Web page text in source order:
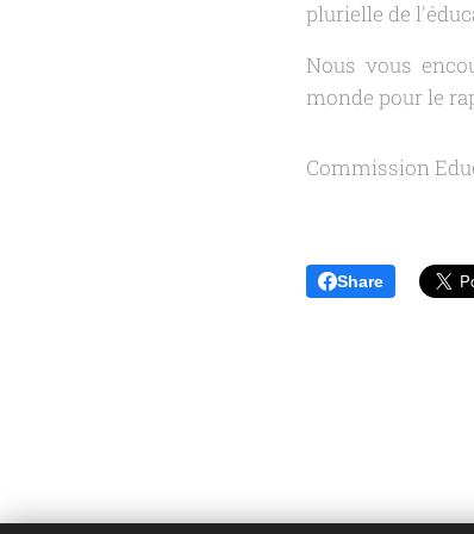
plurielle de
Nous vous
monde pour le
Commission
Share